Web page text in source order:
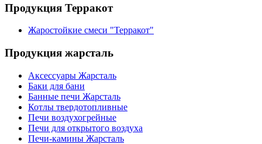
Продукция Терракот
Жаростойкие смеси "Терракот"
Продукция жарсталь
Аксессуары Жарсталь
Баки для бани
Банные печи Жарсталь
Котлы твердотопливные
Печи воздухогрейные
Печи для открытого воздуха
Печи-камины Жарсталь